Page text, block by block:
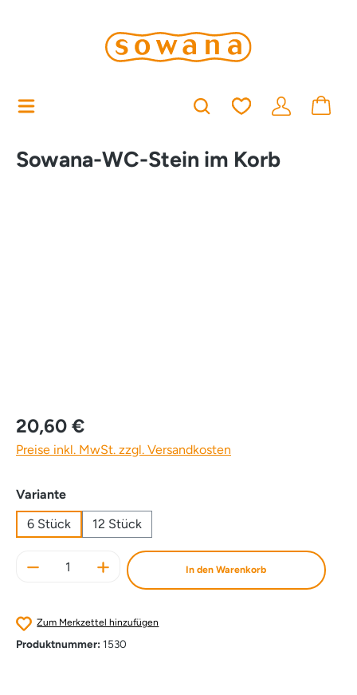
Du hast 0
Sowana-WC-Stein im Korb
20,60 €
Preise inkl. MwSt. zzgl. Versandkosten
Varianteauswählen
6 Stück
12 Stück
Produkt Anzahl: Gib den gewünschten
In den Warenkorb
Zum Merkzettel hinzufügen
Produktnummer: 1530